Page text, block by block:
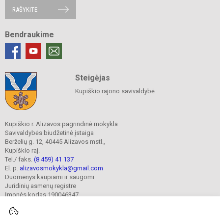
RAŠYKITE
Bendraukime
Steigėjas
Kupiškio rajono savivaldybė
Kupiškio r. Alizavos pagrindinė mokykla
Savivaldybės biudžetinė įstaiga
Berželių g. 12, 40445 Alizavos mstl.,
Kupiškio raj.
Tel./ faks. (8 459) 41 137
El. p. alizavosmokykla@gmail.com
Duomenys kaupiami ir saugomi
Juridinių asmenų registre
Įmonės kodas 190046347